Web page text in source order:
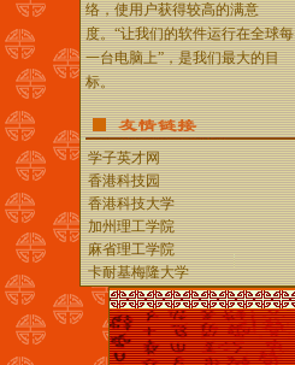
络，使用户获得较高的满意
度。“让我们的软件运行在全球每
一台电脑上”，是我们最大的目
标。
学子英才网
香港科技园
香港科技大学
加州理工学院
麻省理工学院
卡耐基梅隆大学